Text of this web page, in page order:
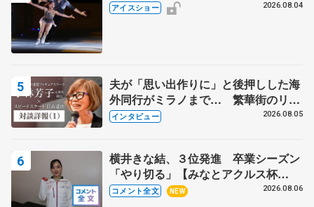
アイスショー 2026.08.04
夫が「思い出作りに」と後押しした海
外同行がミラノまで… 繁華街のリン
クでは不良のお兄さんも味方に 小林
インタビュー 2026.08.05
横井きな結、３位発進 卒業シーズン
「やり切る」【みなとアクルス杯
SP】
コメント全文 NEW 2026.08.06